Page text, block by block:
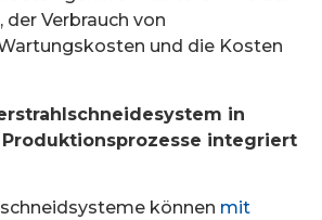
Verbrauch von
und die Kosten
in
integriert
können mit